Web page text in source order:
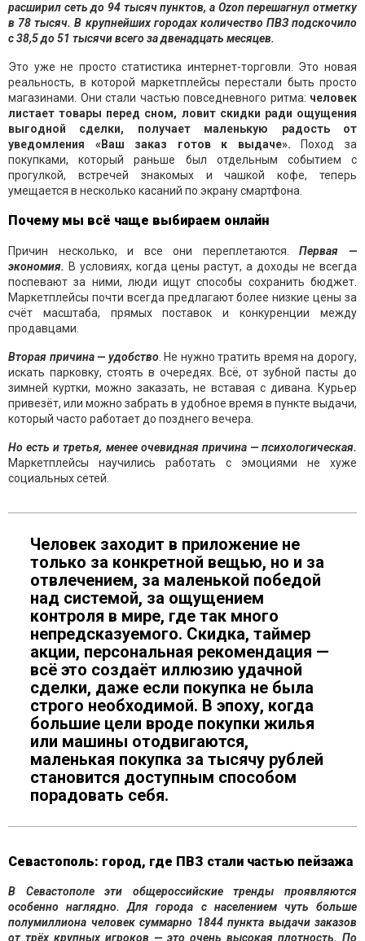
расширил сеть до 94 тысяч пунктов, а Ozon перешагнул отметку
в 78 тысяч. В крупнейших городах количество ПВЗ подскочило
с 38,5 до 51 тысячи всего за двенадцать месяцев.
Это уже не просто статистика интернет-торговли. Это новая
реальность, в которой маркетплейсы перестали быть просто
магазинами. Они стали частью повседневного ритма: человек
листает товары перед сном, ловит скидки ради ощущения
выгодной сделки, получает маленькую радость от
уведомления «Ваш заказ готов к выдаче». Поход за
покупками, который раньше был отдельным событием с
прогулкой, встречей знакомых и чашкой кофе, теперь
умещается в несколько касаний по экрану смартфона.
Почему мы всё чаще выбираем онлайн
Причин несколько, и все они переплетаются.Первая —
экономия. В условиях, когда цены растут, а доходы не всегда
поспевают за ними, люди ищут способы сохранить бюджет.
Маркетплейсы почти всегда предлагают более низкие цены за
счёт масштаба, прямых поставок и конкуренции между
продавцами.
Вторая причина — удобство. Не нужно тратить время на дорогу,
искать парковку, стоять в очередях. Всё, от зубной пасты до
зимней куртки, можно заказать, не вставая с дивана. Курьер
привезёт, или можно забрать в удобное время в пункте выдачи,
который часто работает до позднего вечера.
Но есть и третья, менее очевидная причина — психологическая.
Маркетплейсы научились работать с эмоциями не хуже
социальных сетей.
Человек заходит в приложение не
только за конкретной вещью, но и за
отвлечением, за маленькой победой
над системой, за ощущением
контроля в мире, где так много
непредсказуемого. Скидка, таймер
акции, персональная рекомендация —
всё это создаёт иллюзию удачной
сделки, даже если покупка не была
строго необходимой. В эпоху, когда
большие цели вроде покупки жилья
или машины отодвигаются,
маленькая покупка за тысячу рублей
становится доступным способом
порадовать себя.
Севастополь: город, где ПВЗ стали частью пейзажа
В Севастополе эти общероссийские тренды проявляются
особенно наглядно. Для города с населением чуть больше
полумиллиона человек суммарно 1844 пункта выдачи заказов
от трёх крупных игроков — это очень высокая плотность. По